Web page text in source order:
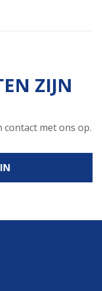
ZIJN
met ons op.